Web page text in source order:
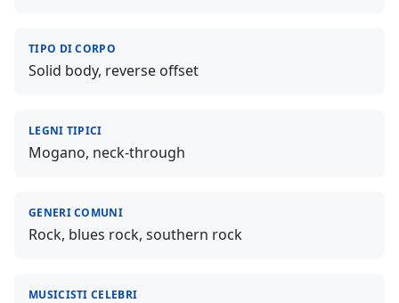
TIPO DI CORPO
Solid body, reverse offset
LEGNI TIPICI
Mogano, neck-through
GENERI COMUNI
Rock, blues rock, southern rock
MUSICISTI CELEBRI